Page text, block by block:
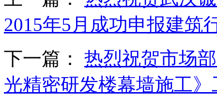
2015年5月成功申报建
下一篇： 热烈祝贺市场
光精密研发楼幕墙施工》